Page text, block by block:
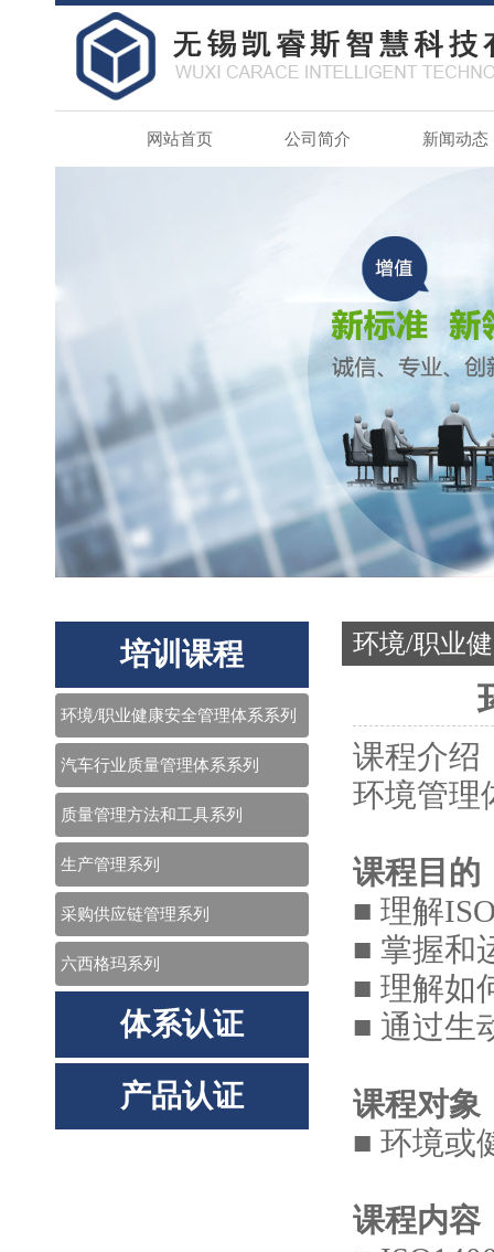
网站首页 公司简介 新闻动态
培训课程
环境/职业健康安全管理体系系列
汽车行业质量管理体系系列
质量管理方法和工具系列
生产管理系列
采购供应链管理系列
六西格玛系列
体系认证
产品认证
环境/职业
课程介绍
环境管理
课程目的
■ 理解
■ 掌握和
■ 理解如
■ 通过生
课程对象
■ 环境或
课程内容